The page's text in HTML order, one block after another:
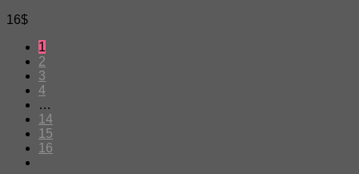
16$
1
2
3
4
…
14
15
16